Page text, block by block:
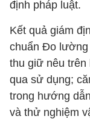
định pháp luật.
Kết quả giám
chuẩn Đo lường
thu giữ nêu trên
qua sử dụng;
trong hướng
và thử nghiệm